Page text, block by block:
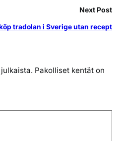
Next Post
tradolan i Sverige utan recept
Pakolliset kentät on